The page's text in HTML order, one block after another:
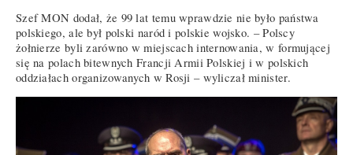
Szef MON dodał, że 99 lat temu wprawdzie nie było państwa
polskiego, ale był polski naród i polskie wojsko. – Polscy
żołnierze byli zarówno w miejscach internowania, w formującej
się na polach bitewnych Francji Armii Polskiej i w polskich
oddziałach organizowanych w Rosji – wyliczał minister.